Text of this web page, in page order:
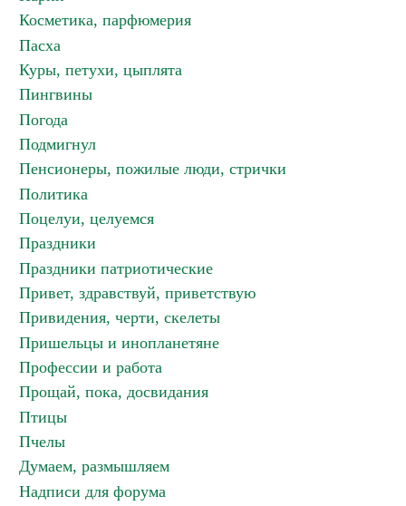
Косметика, парфюмерия
Пасха
Куры, петухи, цыплята
Пингвины
Погода
Подмигнул
Пенсионеры, пожилые люди, стрички
Политика
Поцелуи, целуемся
Праздники
Праздники патриотические
Привет, здравствуй, приветствую
Привидения, черти, скелеты
Пришельцы и инопланетяне
Профессии и работа
Прощай, пока, досвидания
Птицы
Пчелы
Думаем, размышляем
Надписи для форума